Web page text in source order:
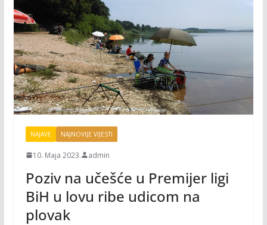
NAJAVE NAJNOVIJE VIJESTI
10. Maja 2023. admin
Poziv na učešće u Premijer ligi
BiH u lovu ribe udicom na
plovak